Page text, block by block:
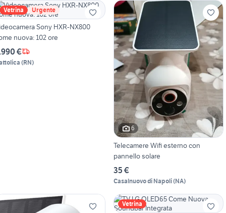
Vetrina Urgente
Sony HXR-NX800
nuova: 102 ore
€
(RN)
6
Telecamere Wifi esterno con
pannello solare
35 €
Casalnuovo di Napoli(NA)
Vetrina